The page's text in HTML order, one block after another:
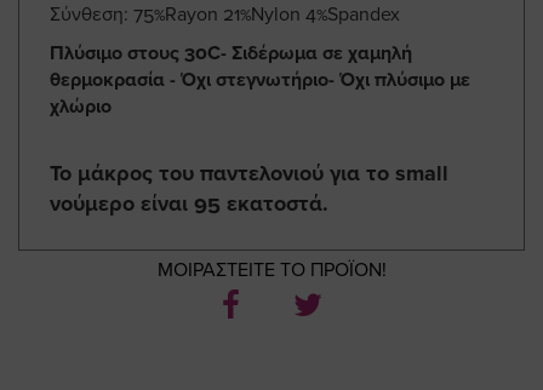
Σύνθεση: 75%Rayon 21%Nylon 4%Spandex
Πλύσιμο στους 30C- Σιδέρωμα σε χαμηλή
θερμοκρασία - Όχι στεγνωτήριο- Όχι πλύσιμο με
χλώριο
Το μάκρος του παντελονιού για το small
νούμερο είναι 95 εκατοστά.
ΜΟΙΡΑΣΤΕΙΤΕ ΤΟ ΠΡΟΪΟΝ!